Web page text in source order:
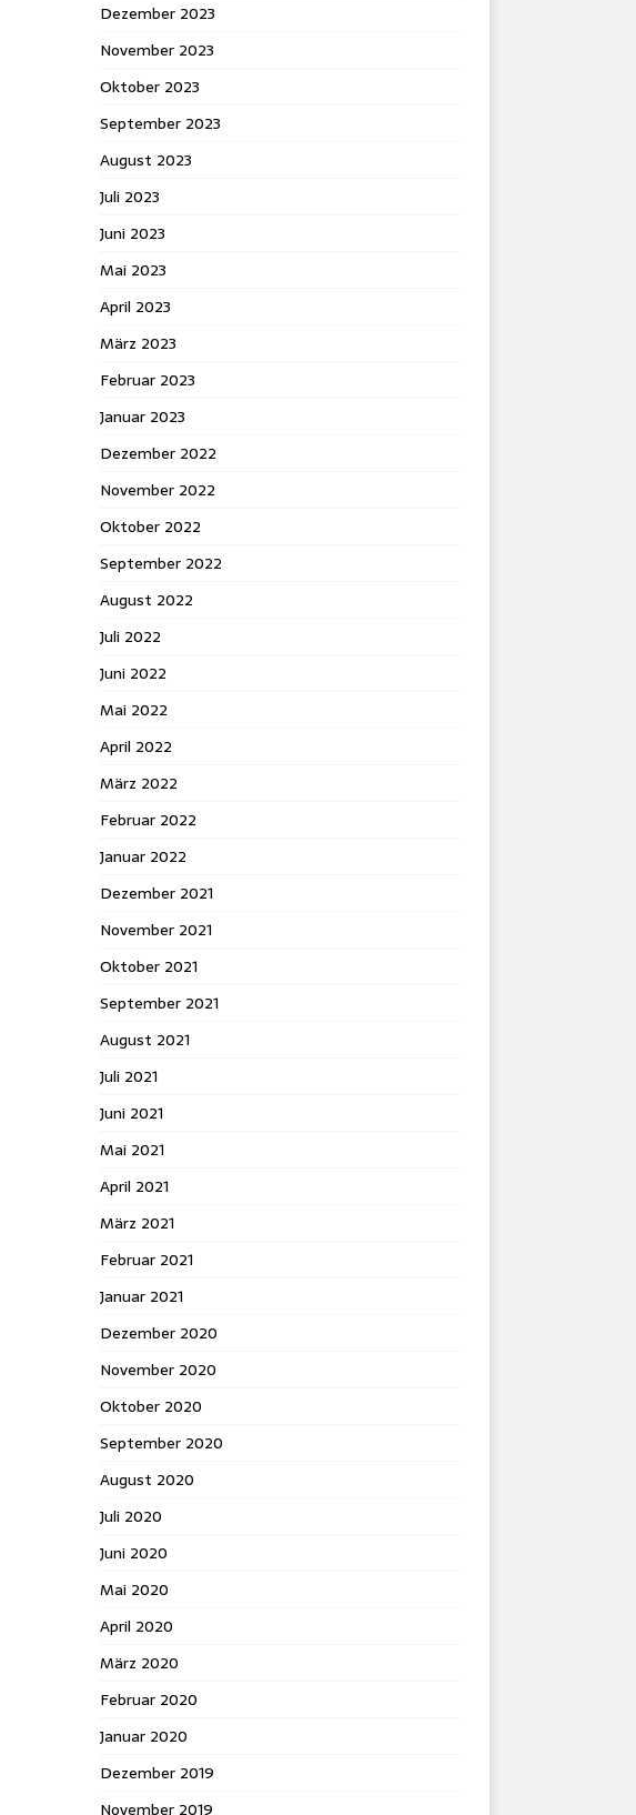
Dezember 2023
November 2023
Oktober 2023
September 2023
August 2023
Juli 2023
Juni 2023
Mai 2023
April 2023
März 2023
Februar 2023
Januar 2023
Dezember 2022
November 2022
Oktober 2022
September 2022
August 2022
Juli 2022
Juni 2022
Mai 2022
April 2022
März 2022
Februar 2022
Januar 2022
Dezember 2021
November 2021
Oktober 2021
September 2021
August 2021
Juli 2021
Juni 2021
Mai 2021
April 2021
März 2021
Februar 2021
Januar 2021
Dezember 2020
November 2020
Oktober 2020
September 2020
August 2020
Juli 2020
Juni 2020
Mai 2020
April 2020
März 2020
Februar 2020
Januar 2020
Dezember 2019
November 2019